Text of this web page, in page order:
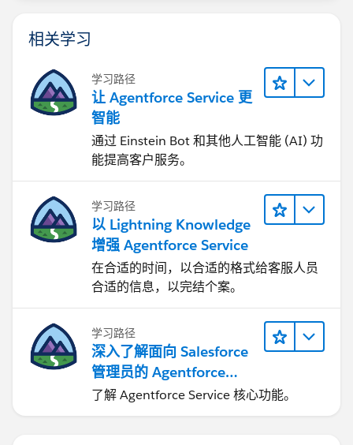
相关学习
学习路径
让 Agentforce Service 更
智能
通过 Einstein Bot 和其他人工智能 (AI) 功
能提高客户服务。
学习路径
以 Lightning Knowledge
增强 Agentforce Service
在合适的时间，以合适的格式给客服人员
合适的信息，以完结个案。
学习路径
深入了解面向 Salesforce
管理员的 Agentforce
Service
了解 Agentforce Service 核心功能。